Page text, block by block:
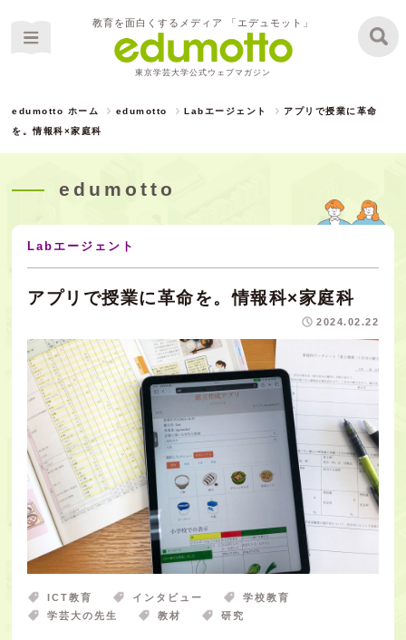
教育を面白くするメディア 「エデュモット」
東京学芸大学公式ウェブマガジン
edumotto ホーム edumotto Labエージェント
アプリで授業に革命
を。情報科×家庭科
edumotto
Labエージェント
アプリで授業に革命を。情報科×家庭科
2024.02.22
ICT教育 インタビュー
学校教育
学芸大の先生
教材 研究